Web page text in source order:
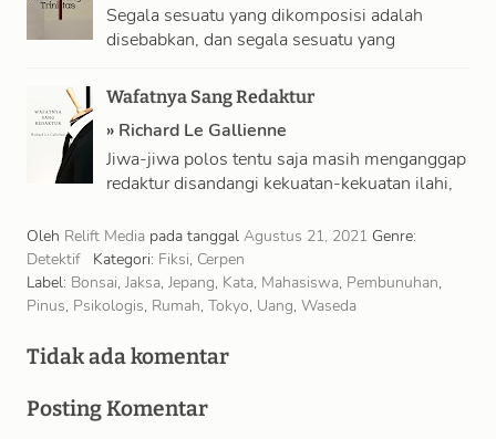
Segala sesuatu yang dikomposisi adalah
disebabkan, dan segala sesuatu yang
Bapak tidak kekal, tidak pula …
Wafatnya Sang Redaktur
» Richard Le Gallienne
Jiwa-jiwa polos tentu saja masih menganggap
redaktur disandangi kekuatan-kekuatan ilahi,
diusahakan oleh pemula yang percaya …
Oleh Relift Media pada tanggal Agustus 21, 2021 Genre:
Detektif
Kategori: Fiksi, Cerpen
Label: Bonsai, Jaksa, Jepang, Kata, Mahasiswa, Pembunuhan,
Pinus, Psikologis, Rumah, Tokyo, Uang, Waseda
Tidak ada komentar
Posting Komentar